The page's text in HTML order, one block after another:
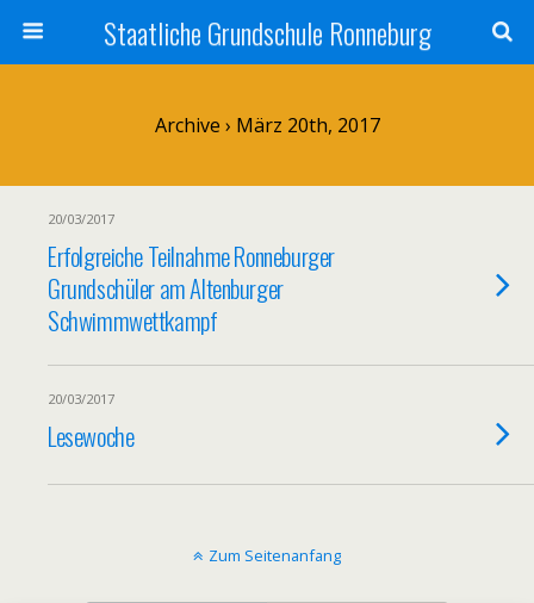
Staatliche Grundschule Ronneburg
Archive › März 20th, 2017
20/03/2017
Erfolgreiche Teilnahme Ronneburger
Grundschüler am Altenburger
Schwimmwettkampf
20/03/2017
Lesewoche
Zum Seitenanfang